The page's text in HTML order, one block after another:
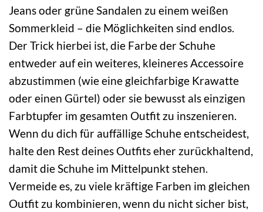
Jeans oder grüne Sandalen zu einem weißen
Sommerkleid – die Möglichkeiten sind endlos.
Der Trick hierbei ist, die Farbe der Schuhe
entweder auf ein weiteres, kleineres Accessoire
abzustimmen (wie eine gleichfarbige Krawatte
oder einen Gürtel) oder sie bewusst als einzigen
Farbtupfer im gesamten Outfit zu inszenieren.
Wenn du dich für auffällige Schuhe entscheidest,
halte den Rest deines Outfits eher zurückhaltend,
damit die Schuhe im Mittelpunkt stehen.
Vermeide es, zu viele kräftige Farben im gleichen
Outfit zu kombinieren, wenn du nicht sicher bist,